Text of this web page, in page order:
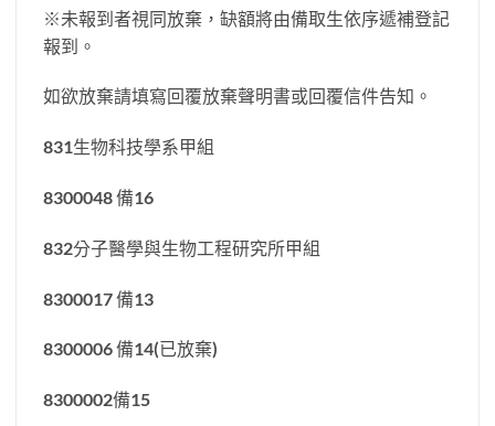
※未報到者視同放棄，缺額將由備取生依序遞補登記
報到。
如欲放棄請填寫回覆放棄聲明書或回覆信件告知。
831生物科技學系甲組
8300048 備16
832分子醫學與生物工程研究所甲組
8300017 備13
8300006 備14(已放棄)
8300002備15